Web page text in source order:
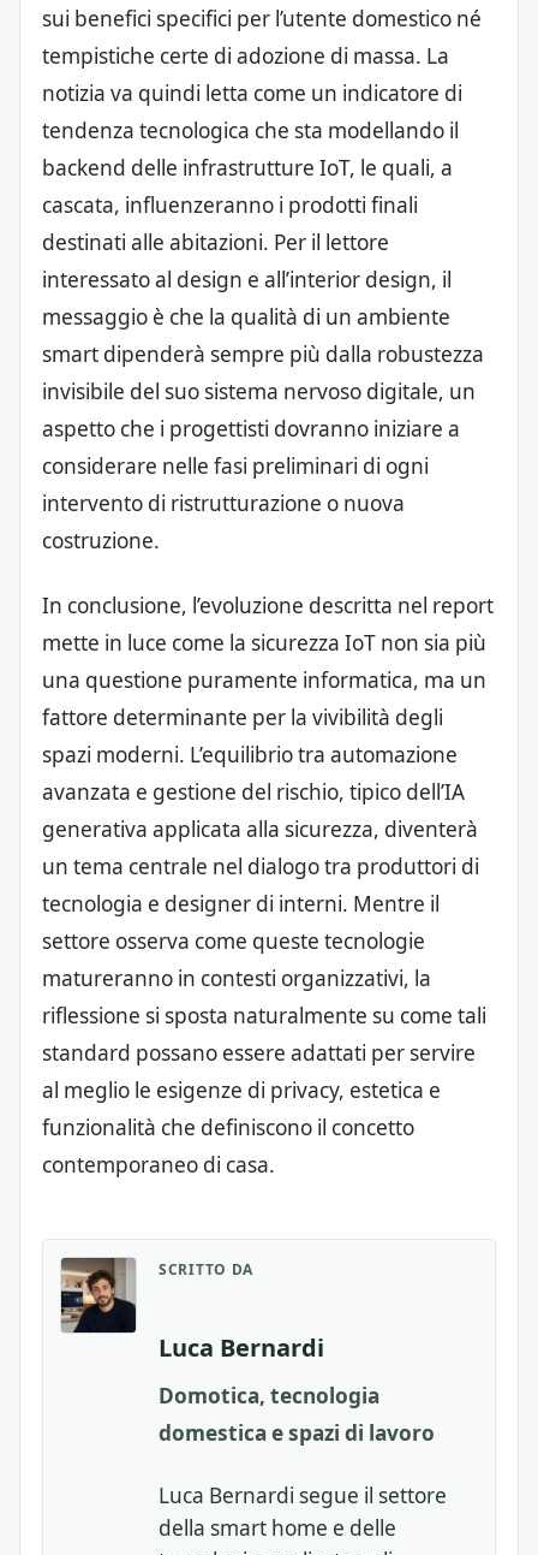
sui benefici specifici per l’utente domestico né
tempistiche certe di adozione di massa. La
notizia va quindi letta come un indicatore di
tendenza tecnologica che sta modellando il
backend delle infrastrutture IoT, le quali, a
cascata, influenzeranno i prodotti finali
destinati alle abitazioni. Per il lettore
interessato al design e all’interior design, il
messaggio è che la qualità di un ambiente
smart dipenderà sempre più dalla robustezza
invisibile del suo sistema nervoso digitale, un
aspetto che i progettisti dovranno iniziare a
considerare nelle fasi preliminari di ogni
intervento di ristrutturazione o nuova
costruzione.
In conclusione, l’evoluzione descritta nel report
mette in luce come la sicurezza IoT non sia più
una questione puramente informatica, ma un
fattore determinante per la vivibilità degli
spazi moderni. L’equilibrio tra automazione
avanzata e gestione del rischio, tipico dell’IA
generativa applicata alla sicurezza, diventerà
un tema centrale nel dialogo tra produttori di
tecnologia e designer di interni. Mentre il
settore osserva come queste tecnologie
matureranno in contesti organizzativi, la
riflessione si sposta naturalmente su come tali
standard possano essere adattati per servire
al meglio le esigenze di privacy, estetica e
funzionalità che definiscono il concetto
contemporaneo di casa.
SCRITTO DA
Luca Bernardi
Domotica, tecnologia
domestica e spazi di lavoro
Luca Bernardi segue il settore
della smart home e delle